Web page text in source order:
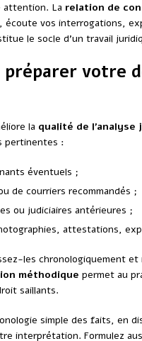
attention. La relation de
écoute vos interrogations,
le socle d’un travail
préparer votre
la qualité de l’analyse
pertinentes :
éventuels ;
de courriers recommandés ;
ou judiciaires antérieures ;
attestations,
les chronologiquement
méthodique permet au
saillants.
simple des faits, en
interprétation. Formulez